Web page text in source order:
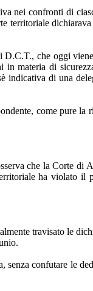
nei confronti di
territoriale dichiarava
D.C.T., che oggi
in materia di
di una
come pure la
che la Corte di
ha violato
travisato le
senza confutare le